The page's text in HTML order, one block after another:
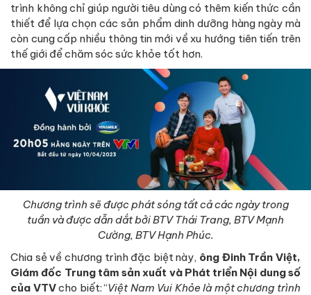
trình không chỉ giúp người tiêu dùng có thêm kiến thức cần
thiết để lựa chọn các sản phẩm dinh dưỡng hàng ngày mà
còn cung cấp nhiều thông tin mới về xu hướng tiên tiến trên
thế giới để chăm sóc sức khỏe tốt hơn.
Chương trình sẽ được phát sóng tất cả các ngày trong
tuần và được dẫn dắt bởi BTV Thái Trang, BTV Mạnh
Cường, BTV Hạnh Phúc.
Chia sẻ về chương trình đặc biệt này, ông Đinh Trần Việt,
Giám đốc Trung tâm sản xuất và Phát triển Nội dung số
của VTVcho biết: “Việt Nam Vui Khỏe là một chương trình